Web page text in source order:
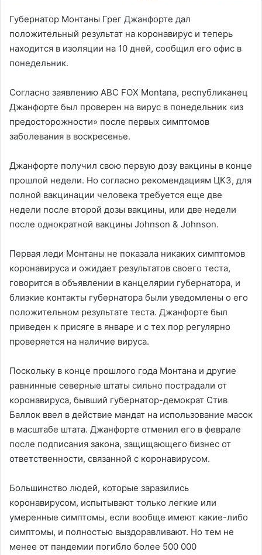
Губернатор Монтаны Грег Джанфорте дал
положительный результат на коронавирус и теперь
находится в изоляции на 10 дней, сообщил его офис в
понедельник.
Согласно заявлению ABC FOX Montana, республиканец
Джанфорте был проверен на вирус в понедельник «из
предосторожности» после первых симптомов
заболевания в воскресенье.
Джанфорте получил свою первую дозу вакцины в конце
прошлой недели. Но согласно рекомендациям ЦКЗ, для
полной вакцинации человека требуется еще две
недели после второй дозы вакцины, или две недели
после однократной вакцины Johnson & Johnson.
Первая леди Монтаны не показала никаких симптомов
коронавируса и ожидает результатов своего теста,
говорится в объявлении в канцелярии губернатора, и
близкие контакты губернатора были уведомлены о его
положительном результате теста. Джанфорте был
приведен к присяге в январе и с тех пор регулярно
проверяется на наличие вируса.
Поскольку в конце прошлого года Монтана и другие
равнинные северные штаты сильно пострадали от
коронавируса, бывший губернатор-демократ Стив
Баллок ввел в действие мандат на использование масок
в масштабе штата. Джанфорте отменил его в феврале
после подписания закона, защищающего бизнес от
ответственности, связанной с коронавирусом.
Большинство людей, которые заразились
коронавирусом, испытывают только легкие или
умеренные симптомы, если вообще имеют какие-либо
симптомы, и полностью выздоравливают. Но тем не
менее от пандемии погибло более 500 000